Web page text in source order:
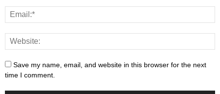
Save my name, email, and website in this browser for the next
time I comment.